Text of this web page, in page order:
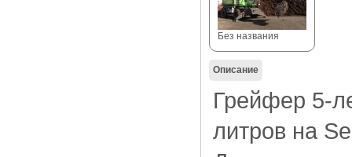
Без названия
Описание
Грейфер 5-
литров на